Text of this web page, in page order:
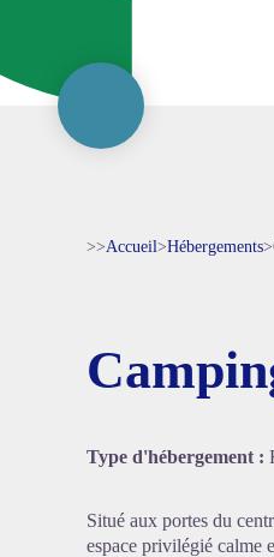
>>Accueil>Hébergements>
Type d'hébergement :
Situé aux portes du
espace privilégié calme